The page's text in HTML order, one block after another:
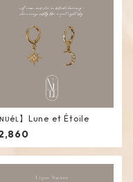
ɴᴜéʟ】Lune et Étoile